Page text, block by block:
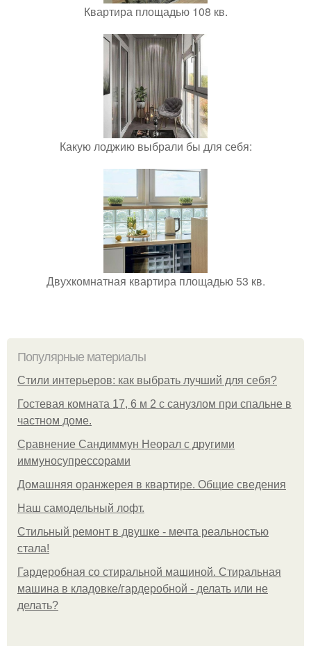
Квартира площадью 108 кв.
Какую лоджию выбрали бы для себя:
Двухкомнатная квартира площадью 53 кв.
Популярные материалы
Стили интерьеров: как выбрать лучший для себя?
Гостевая комната 17, 6 м 2 с санузлом при спальне в
частном доме.
Сравнение Сандиммун Неорал с другими
иммуносупрессорами
Домашняя оранжерея в квартире. Общие сведения
Наш самодельный лофт.
Стильный ремонт в двушке - мечта реальностью
стала!
Гардеробная со стиральной машиной. Стиральная
машина в кладовке/гардеробной - делать или не
делать?